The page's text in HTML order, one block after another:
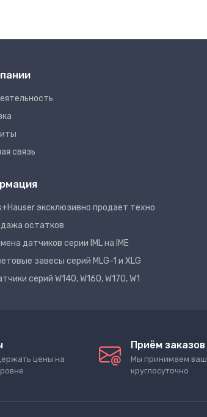
связь
эксклюзивно продает техно
остатков
датчиков серии IML на IME
завесы серий MLG-1 и XLG
серий W140, W160, W170, W1
цены на
Приём
Мы принимаем
круглосуточно